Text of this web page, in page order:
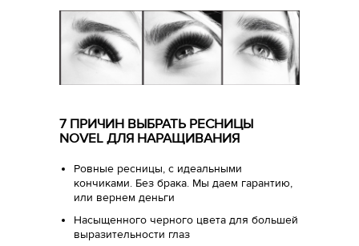
7 ПРИЧИН ВЫБРАТЬ РЕСНИЦЫ
NOVEL ДЛЯ НАРАЩИВАНИЯ
Ровные ресницы, с идеальными
кончиками. Без брака. Мы даем гарантию,
или вернем деньги
Насыщенного черного цвета для большей
выразительности глаз